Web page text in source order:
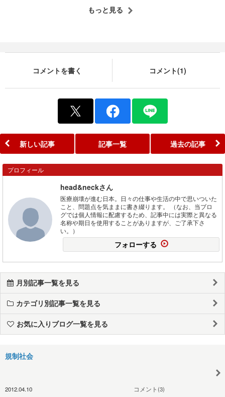
もっと見る
コメントを書く コメント(1)
新しい記事 記事一覧 過去の記事
プロフィール
head&neckさん
医療崩壊が進む日本。日々の仕事や生活の中で思いついた
こと、問題点を気ままに書き綴ります。 （なお、当ブロ
グでは個人情報に配慮するため、記事中には実際と異なる
名称や期日を使用することがありますが、ご了承下さ
い。）
フォローする
月別記事一覧を見る
カテゴリ別記事一覧を見る
お気に入りブログ一覧を見る
規制社会
2012.04.10 コメント(3)